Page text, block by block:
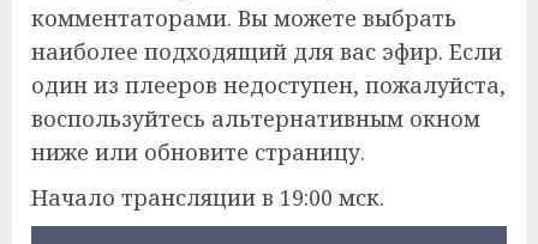
комментаторами. Вы можете выбрать
наиболее подходящий для вас эфир. Если
один из плееров недоступен, пожалуйста,
воспользуйтесь альтернативным окном
ниже или обновите страницу.
Начало трансляции в 19:00 мск.